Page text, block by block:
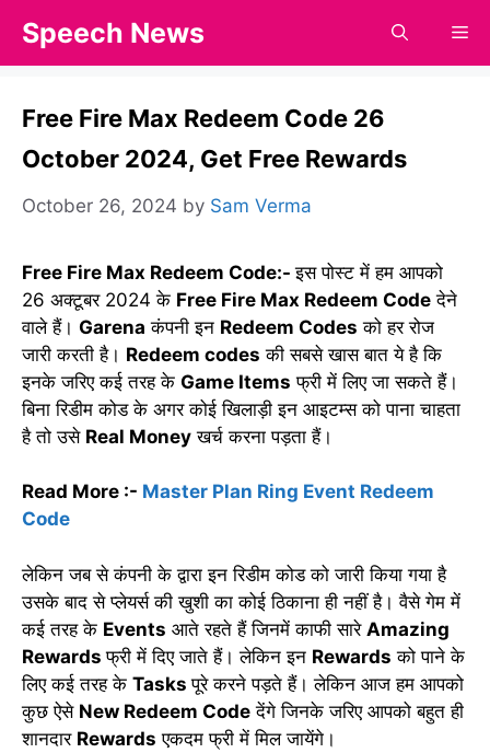
content
Speech News
Free Fire Max Redeem Code 26
October 2024, Get Free Rewards
October 26, 2024 by Sam Verma
Free Fire Max Redeem Code:-इस पोस्ट में हम आपको
26 अक्टूबर 2024 के Free Fire Max Redeem Code देने
वाले हैं। Garena कंपनी इन Redeem Codes को हर रोज
जारी करती है। Redeem codes की सबसे खास बात ये है कि
इनके जरिए कई तरह के Game Items फ्री में लिए जा सकते हैं।
बिना रिडीम कोड के अगर कोई खिलाड़ी इन आइटम्स को पाना चाहता
है तो उसे Real Money खर्च करना पड़ता हैं।
Read More :- Master Plan Ring Event Redeem
Code
लेकिन जब से कंपनी के द्वारा इन रिडीम कोड को जारी किया गया है
उसके बाद से प्लेयर्स की खुशी का कोई ठिकाना ही नहीं है। वैसे गेम में
कई तरह के Events आते रहते हैं जिनमें काफी सारे Amazing
Rewardsफ्री में दिए जाते हैं। लेकिन इन Rewards को पाने के
लिए कई तरह के Tasksपूरे करने पड़ते हैं। लेकिन आज हम आपको
कुछ ऐसे New Redeem Code देंगे जिनके जरिए आपको बहुत ही
शानदार Rewards एकदम फ्री में मिल जायेंगे।